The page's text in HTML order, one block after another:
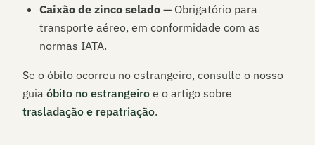
Caixão de zinco selado — Obrigatório para
transporte aéreo, em conformidade com as
normas IATA.
Se o óbito ocorreu no estrangeiro, consulte o nosso
guia óbito no estrangeiro e o artigo sobre
trasladação e repatriação.